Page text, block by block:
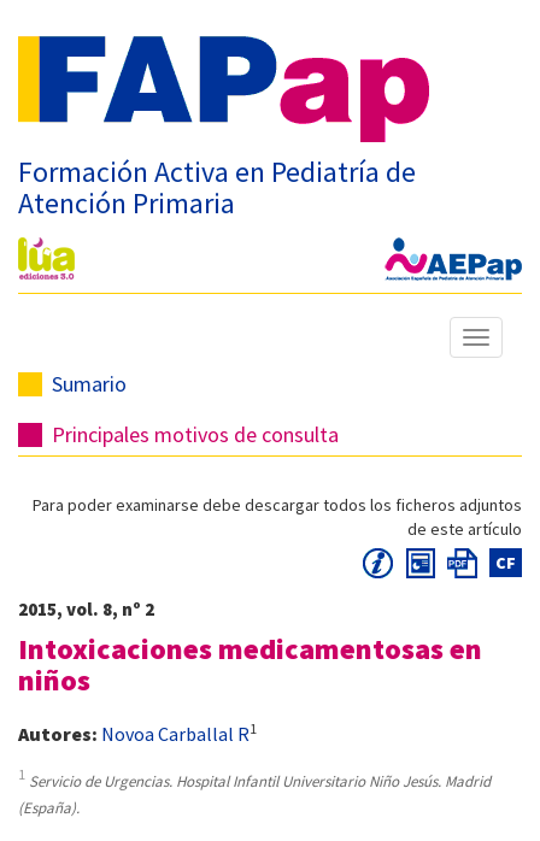
Formación Activa en Pediatría de
Atención Primaria
Mostrar
menú
Sumario
Principales motivos de consulta
Para poder examinarse debe descargar todos los ficheros adjuntos
de este artículo
CF
2015, vol. 8, nº 2
Intoxicaciones medicamentosas en
niños
Autores: Novoa Carballal R1
1 Servicio de Urgencias. Hospital Infantil Universitario Niño Jesús. Madrid
(España).